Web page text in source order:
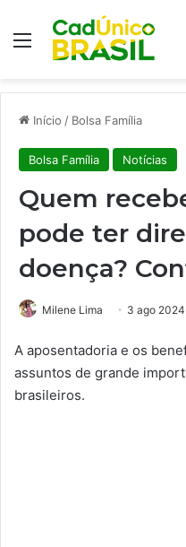
Menu
Início / Bolsa Família
Bolsa Família Notícias
Quem
pode ter
doença?
Milene Lima 3 ago
A aposentadoria e os
assuntos de grande
brasileiros.